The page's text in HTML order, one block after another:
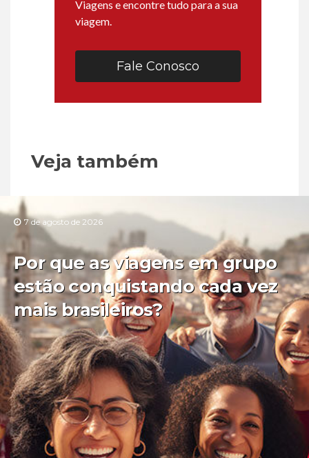
Viagens e encontre tudo para a sua
viagem.
Fale Conosco
Veja também
7 de agosto de 2026
Por que as viagens em grupo
estão conquistando cada vez
mais brasileiros?